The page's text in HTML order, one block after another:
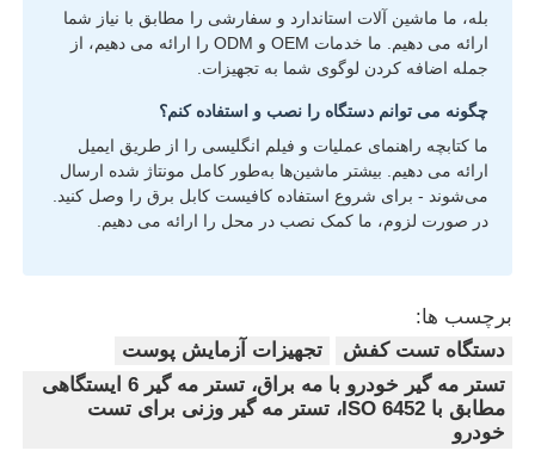
بله، ما ماشین آلات استاندارد و سفارشی را مطابق با نیاز شما
ارائه می دهیم. ما خدمات OEM و ODM را ارائه می دهیم، از
جمله اضافه کردن لوگوی شما به تجهیزات.
چگونه می توانم دستگاه را نصب و استفاده کنم؟
ما کتابچه راهنمای عملیات و فیلم انگلیسی را از طریق ایمیل
ارائه می دهیم. بیشتر ماشین‌ها به‌طور کامل مونتاژ شده ارسال
می‌شوند - برای شروع استفاده کافیست کابل برق را وصل کنید.
در صورت لزوم، ما کمک نصب در محل را ارائه می دهیم.
برچسب ها:
دستگاه تست کفش
تجهیزات آزمایش پوست
تستر مه گیر خودرو با مه براق، تستر مه گیر 6 ایستگاهی
مطابق با ISO 6452، تستر مه گیر وزنی برای تست
خودرو